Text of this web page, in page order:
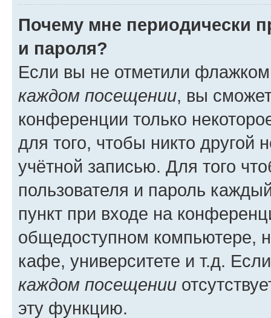
Почему мне периодически
и пароля?
Если вы не отметили
каждом посещении, вы
конференции только
для того, чтобы никто другой
учётной записью. Для того
пользователя и пароль
пункт при входе на
общедоступном компьютере,
кафе, университете и т.д.
каждом посещении
эту функцию.